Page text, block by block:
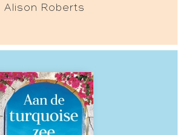
Alison Roberts